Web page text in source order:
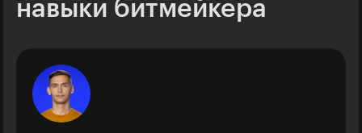
навыки битмейкера